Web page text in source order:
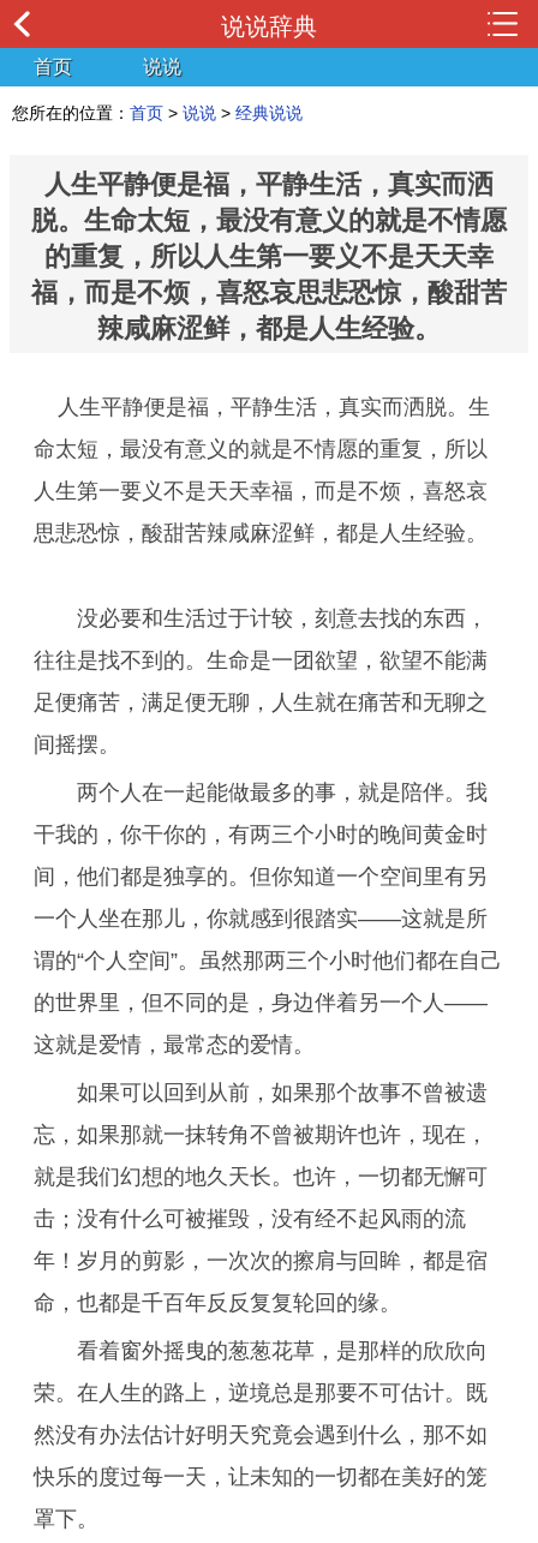
说说辞典
首页 说说
您所在的位置： 首页 > 说说 > 经典说说
人生平静便是福，平静生活，真实而洒
脱。生命太短，最没有意义的就是不情愿
的重复，所以人生第一要义不是天天幸
福，而是不烦，喜怒哀思悲恐惊，酸甜苦
辣咸麻涩鲜，都是人生经验。
人生平静便是福，平静生活，真实而洒脱。生
命太短，最没有意义的就是不情愿的重复，所以
人生第一要义不是天天幸福，而是不烦，喜怒哀
思悲恐惊，酸甜苦辣咸麻涩鲜，都是人生经验。
没必要和生活过于计较，刻意去找的东西，
往往是找不到的。生命是一团欲望，欲望不能满
足便痛苦，满足便无聊，人生就在痛苦和无聊之
间摇摆。
两个人在一起能做最多的事，就是陪伴。我
干我的，你干你的，有两三个小时的晚间黄金时
间，他们都是独享的。但你知道一个空间里有另
一个人坐在那儿，你就感到很踏实——这就是所
谓的“个人空间”。虽然那两三个小时他们都在自己
的世界里，但不同的是，身边伴着另一个人——
这就是爱情，最常态的爱情。
如果可以回到从前，如果那个故事不曾被遗
忘，如果那就一抹转角不曾被期许也许，现在，
就是我们幻想的地久天长。也许，一切都无懈可
击；没有什么可被摧毁，没有经不起风雨的流
年！岁月的剪影，一次次的擦肩与回眸，都是宿
命，也都是千百年反反复复轮回的缘。
看着窗外摇曳的葱葱花草，是那样的欣欣向
荣。在人生的路上，逆境总是那要不可估计。既
然没有办法估计好明天究竟会遇到什么，那不如
快乐的度过每一天，让未知的一切都在美好的笼
罩下。